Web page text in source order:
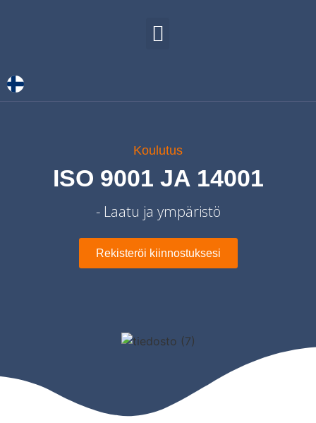
Koulutus
ISO 9001 JA 14001
- Laatu ja ympäristö
Rekisteröi kiinnostuksesi